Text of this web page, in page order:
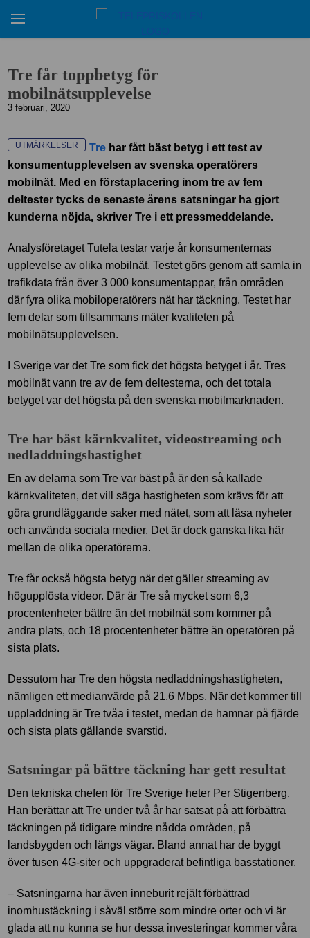
Tre får toppbetyg för
mobilnätsupplevelse
3 februari, 2020
UTMÄRKELSER Tre har fått bäst betyg i ett test av
konsumentupplevelsen av svenska operatörers
mobilnät. Med en förstaplacering inom tre av fem
deltester tycks de senaste årens satsningar ha gjort
kunderna nöjda, skriver Tre i ett pressmeddelande.
Analysföretaget Tutela testar varje år konsumenternas
upplevelse av olika mobilnät. Testet görs genom att samla in
trafikdata från över 3 000 konsumentappar, från områden
där fyra olika mobiloperatörers nät har täckning. Testet har
fem delar som tillsammans mäter kvaliteten på
mobilnätsupplevelsen.
I Sverige var det Tre som fick det högsta betyget i år. Tres
mobilnät vann tre av de fem deltesterna, och det totala
betyget var det högsta på den svenska mobilmarknaden.
Tre har bäst kärnkvalitet, videostreaming och
nedladdningshastighet
En av delarna som Tre var bäst på är den så kallade
kärnkvaliteten, det vill säga hastigheten som krävs för att
göra grundläggande saker med nätet, som att läsa nyheter
och använda sociala medier. Det är dock ganska lika här
mellan de olika operatörerna.
Tre får också högsta betyg när det gäller streaming av
högupplösta videor. Där är Tre så mycket som 6,3
procentenheter bättre än det mobilnät som kommer på
andra plats, och 18 procentenheter bättre än operatören på
sista plats.
Dessutom har Tre den högsta nedladdningshastigheten,
nämligen ett medianvärde på 21,6 Mbps. När det kommer till
uppladdning är Tre tvåa i testet, medan de hamnar på fjärde
och sista plats gällande svarstid.
Satsningar på bättre täckning har gett resultat
Den tekniska chefen för Tre Sverige heter Per Stigenberg.
Han berättar att Tre under två år har satsat på att förbättra
täckningen på tidigare mindre nådda områden, på
landsbygden och längs vägar. Bland annat har de byggt
över tusen 4G-siter och uppgraderat befintliga basstationer.
– Satsningarna har även inneburit rejält förbättrad
inomhustäckning i såväl större som mindre orter och vi är
glada att nu kunna se hur dessa investeringar kommer våra